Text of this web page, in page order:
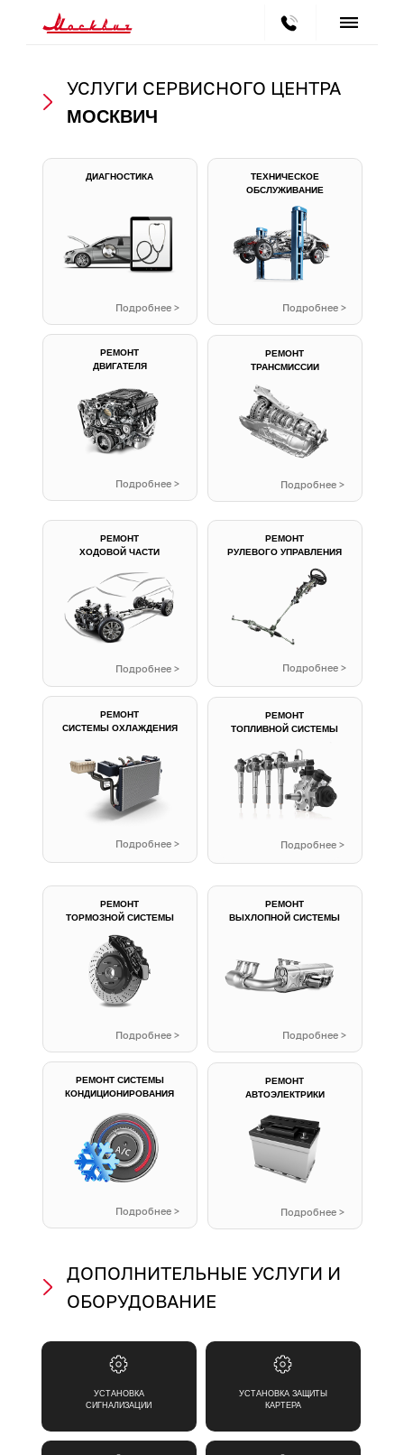
УСЛУГИ СЕРВИСНОГО ЦЕНТРА
МОСКВИЧ
Подробнее >
РЕМОНТ
ДВИГАТЕЛЯ
Подробнее >
РЕМОНТ
ТРАНСМИССИИ
Подробнее >
ТЕХНИЧЕСКОЕ
ОБСЛУЖИВАНИЕ
Подробнее >
ДИАГНОСТИКА
Подробнее >
РЕМОНТ
СИСТЕМЫ ОХЛАЖДЕНИЯ
Подробнее >
РЕМОНТ
РУЛЕВОГО УПРАВЛЕНИЯ
Подробнее >
РЕМОНТ
ТОПЛИВНОЙ СИСТЕМЫ
Подробнее >
РЕМОНТ
ХОДОВОЙ ЧАСТИ
Подробнее >
РЕМОНТ СИСТЕМЫ
КОНДИЦИОНИРОВАНИЯ
Подробнее >
РЕМОНТ
ВЫХЛОПНОЙ СИСТЕМЫ
Подробнее >
РЕМОНТ
АВТОЭЛЕКТРИКИ
Подробнее >
РЕМОНТ
ТОРМОЗНОЙ СИСТЕМЫ
ДОПОЛНИТЕЛЬНЫЕ УСЛУГИ И
ОБОРУДОВАНИЕ
УСТАНОВКА
СИГНАЛИЗАЦИИ
УСТАНОВКА ЗАЩИТЫ
КАРТЕРА